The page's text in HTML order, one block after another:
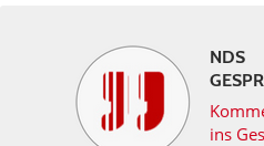
NDS
ins